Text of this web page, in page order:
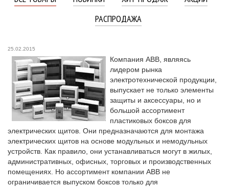
РАСПРОДАЖА
25.02.2015
Компания АВВ, являясь
лидером рынка
электротехнической продукции,
выпускает не только элементы
защиты и аксессуары, но и
большой ассортимент
пластиковых боксов для
электрических щитов. Они предназначаются для монтажа
электрических щитов на основе модульных и немодульных
устройств. Как правило, они устанавливаться могут в жилых,
административных, офисных, торговых и производственных
помещениях. Но ассортимент компании АВВ не
ограничивается выпуском боксов только для